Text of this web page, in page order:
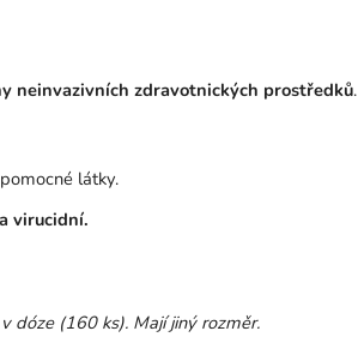
neinvazivních zdravotnických prostředků.
látky.
virucidní.
dóze (160 ks). Mají jiný rozměr.